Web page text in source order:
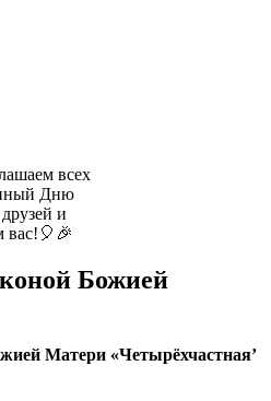
всех
Дню
и
Божией
Матери «Четырёхчастная’